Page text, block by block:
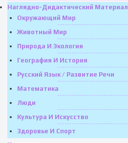
Наглядно-Дидактический Материал
Окружающий Мир
Животный Мир
Природа И Экология
География И История
Русский Язык / Развитие Речи
Математика
Люди
Культура И Искусство
Здоровье И Спорт